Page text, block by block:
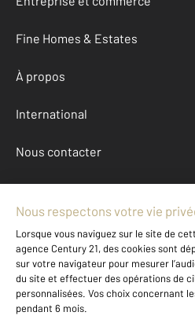
Fine Homes & Estates
À propos
International
Nous contacter
Mentions légales & CGU et
Données
Gestionnaire